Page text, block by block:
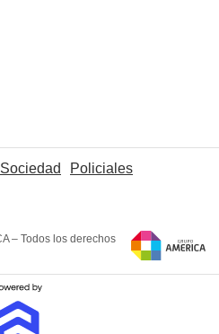
Sociedad
Policiales
– Todos los derechos